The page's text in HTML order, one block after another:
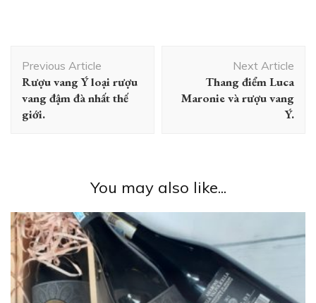
Navigation
Previous Article
Rượu vang Ý loại rượu
vang đậm đà nhất thế
giới.
Next Article
Thang điểm Luca
Maronie và rượu vang
Ý.
You may also like...